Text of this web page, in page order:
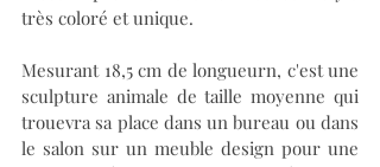
très coloré et unique.
Mesurant 18,5 cm de longueurn, c'est une
sculpture animale de taille moyenne qui
trouevra sa place dans un bureau ou dans
le salon sur un meuble design pour une